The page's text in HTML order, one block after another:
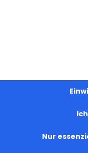
Nur